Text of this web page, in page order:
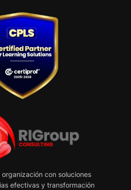
con soluciones
efectivas y transformación